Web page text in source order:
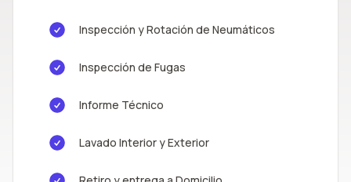
Inspección y Rotación de Neumáticos
Inspección de Fugas
Informe Técnico
Lavado Interior y Exterior